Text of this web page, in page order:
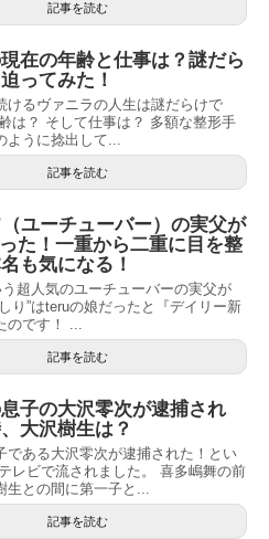
記事を読む
在の年齢と仕事は？謎だら
ってみた！
けるヴァニラの人生は謎だらけで
は？ そして仕事は？ 多額な整形手
ように捻出して...
記事を読む
ユーチューバー）の実父が
た！一重から二重に目を整
も気になる！
う超人気のユーチューバーの実父が
り”はteruの娘だったと『デイリー新
のです！ ...
記事を読む
子の大沢零次が逮捕され
大沢樹生は？
である大沢零次が逮捕された！とい
レビで流されました。 喜多嶋舞の前
生との間に第一子と...
記事を読む